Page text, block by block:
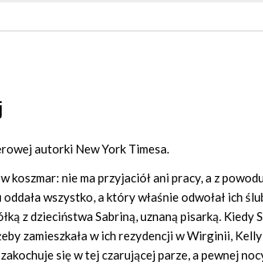
autorki New York Timesa.
koszmar: nie ma przyjaciół ani pracy, a z
wszystko, a który właśnie odwołał ich
z dzieciństwa Sabriną, uznaną pisarką. Kiedy
zamieszkała w ich rezydencji w Wirginii,
się w tej czarującej parze, a pewnej